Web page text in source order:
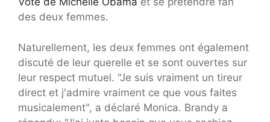
des deux femmes.
Naturellement, les deux femmes ont également
discuté de leur querelle et se sont ouvertes sur
leur respect mutuel. "Je suis vraiment un tireur
direct et j'admire vraiment ce que vous faites
musicalement", a déclaré Monica. Brandy a